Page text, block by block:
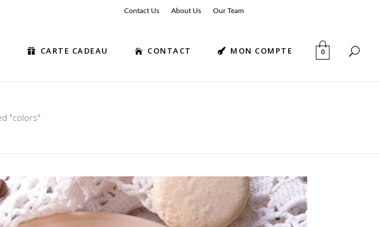
Contact Us About Us Our Team
CARTE CADEAU CONTACT MON COMPTE 0
"colors"